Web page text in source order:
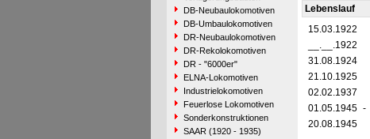
DB-Neubaulokomotiven
DB-Umbaulokomotiven
DR-Neubaulokomotiven
DR-Rekolokomotiven
DR - "6000er"
ELNA-Lokomotiven
Industrielokomotiven
Feuerlose Lokomotiven
Sonderkonstruktionen
SAAR (1920 - 1935)
Lebenslauf
15.03.1922
__.__.1922
31.08.1924
21.10.1925
02.02.1937
01.05.1945 -
20.08.1945